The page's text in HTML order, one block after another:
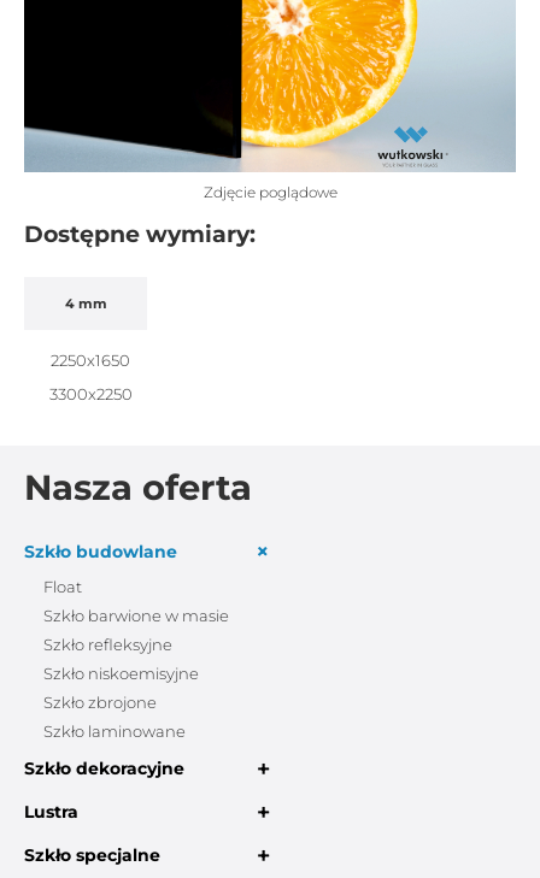
Nasza oferta
Szkło budowlane +
Float
Szkło barwione w masie
Szkło refleksyjne
Szkło niskoemisyjne
Szkło zbrojone
Szkło laminowane
Szkło dekoracyjne +
Lustra +
Szkło specjalne +
Zdjęcie poglądowe
Dostępne wymiary:
4 mm
2250x1650
3300x2250